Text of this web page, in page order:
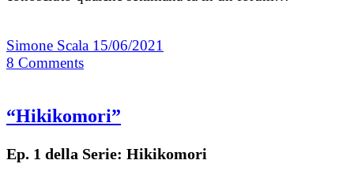
Simone Scala 15/06/2021
8 Comments
“Hikikomori”
Ep. 1 della Serie: Hikikomori